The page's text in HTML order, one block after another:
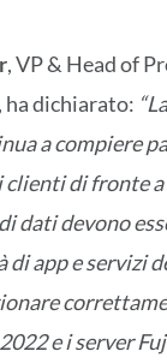
, VP & Head of
ha dichiarato:
a compiere
di fronte a
dati devono
app e servizi
e i server